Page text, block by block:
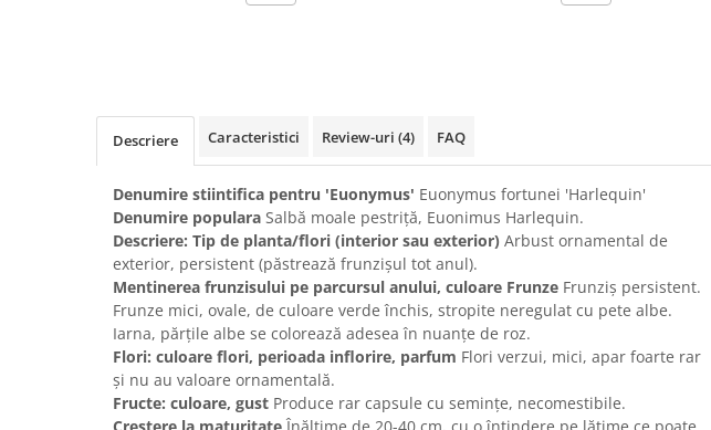
Descriere Caracteristici Review-uri (4) FAQ
Denumire stiintifica pentru 'Euonymus' Euonymus fortunei 'Harlequin'
Denumire populara Salbă moale pestriță, Euonimus Harlequin.
Descriere: Tip de planta/flori (interior sau exterior) Arbust ornamental de
exterior, persistent (păstrează frunzișul tot anul).
Mentinerea frunzisului pe parcursul anului, culoare Frunze Frunziș persistent.
Frunze mici, ovale, de culoare verde închis, stropite neregulat cu pete albe.
Iarna, părțile albe se colorează adesea în nuanțe de roz.
Flori: culoare flori, perioada inflorire, parfum Flori verzui, mici, apar foarte rar
și nu au valoare ornamentală.
Fructe: culoare, gust Produce rar capsule cu semințe, necomestibile.